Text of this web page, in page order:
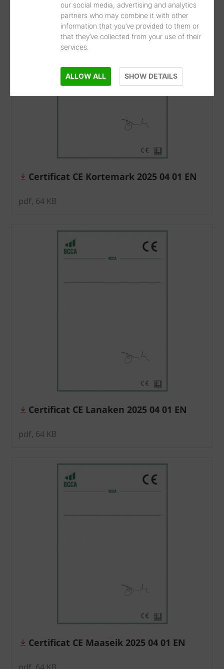
our social media, advertising and analytics
partners who may combine it with other
information that you’ve provided to them or
that they’ve collected from your use of their
services.
ALLOW ALL SHOW DETAILS
Certificat CE Kortemark 2025 04 01 EN
pdf, 64 KB
Certificat CE Lanaken 2025 04 01 EN
pdf, 64 KB
Certificat CE Maaseik 2025 04 01 EN